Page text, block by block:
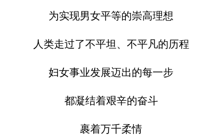
为实现男女平等的崇高理想
人类走过了不平坦、不平凡的历程
妇女事业发展迈出的每一步
都凝结着艰辛的奋斗
裹着万千柔情